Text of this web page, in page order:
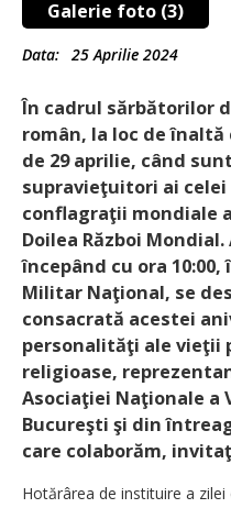
Galerie foto (3)
Data: 25 Aprilie 2024
În cadrul sărbătorilor
român, la loc de
de 29 aprilie, când
supravieţuitori ai
conflagraţii mondiale
Doilea Război
începând cu ora
Militar Naţional, se
consacrată acestei
personalităţi ale vieţii
religioase,
Asociaţiei Naţionale a
Bucureşti şi din
care colaborăm,
Hotărârea de instituire a